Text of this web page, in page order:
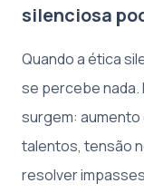
silenciosa
Quando a ética
se percebe nada.
surgem:
talentos, tensão
resolver